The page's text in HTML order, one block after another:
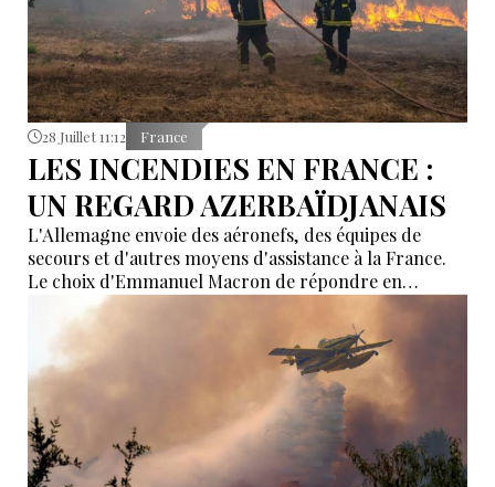
28 Juillet 11:12 France
LES INCENDIES EN FRANCE :
UN REGARD AZERBAÏDJANAIS
L'Allemagne envoie des aéronefs, des équipes de
secours et d'autres moyens d'assistance à la France.
Le choix d'Emmanuel Macron de répondre en
allemand a eu une portée symbolique.